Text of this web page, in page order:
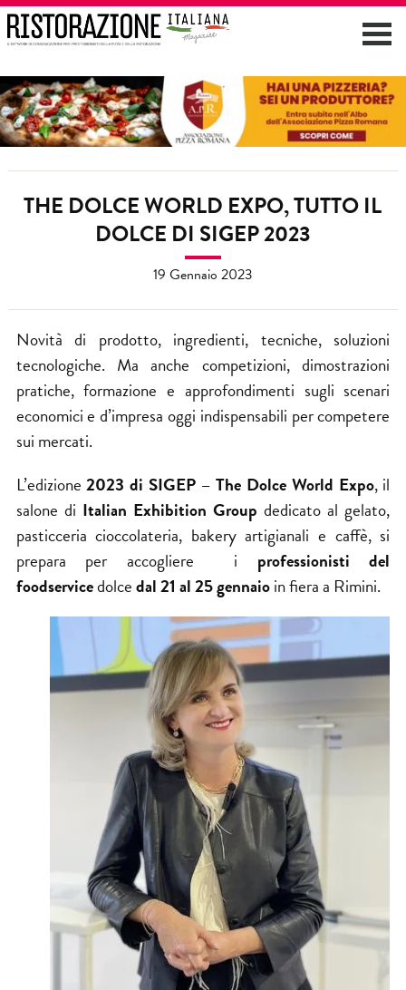
THE DOLCE WORLD EXPO, TUTTO IL
DOLCE DI SIGEP 2023
19 Gennaio 2023
Novità di prodotto, ingredienti, tecniche, soluzioni
tecnologiche. Ma anche competizioni, dimostrazioni
pratiche, formazione e approfondimenti sugli scenari
economici e d’impresa oggi indispensabili per competere
sui mercati.
L’edizione2023 di SIGEP – The Dolce World Expo, il
salone di Italian Exhibition Group dedicato al gelato,
pasticceria cioccolateria, bakery artigianali e caffè, si
prepara per accogliere i professionisti del
foodservicedolcedal 21 al 25 gennaioin fiera a Rimini.